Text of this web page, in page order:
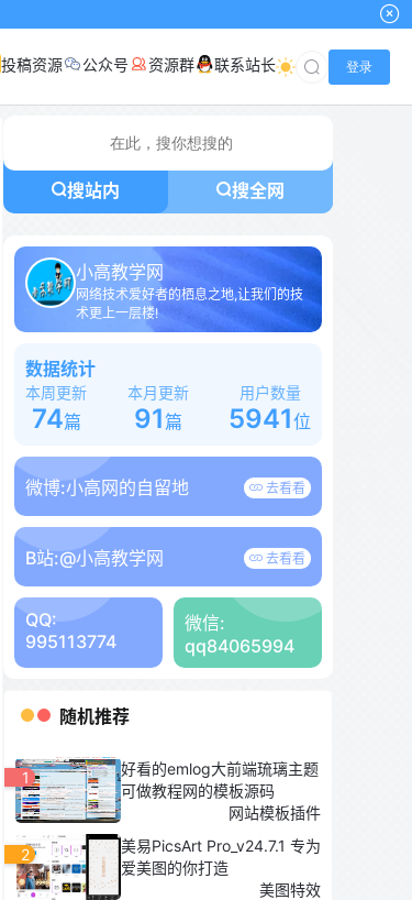
投稿资源 公众号 资源群 联系站长 登录
搜站内 搜全网
小高教学网
网络技术爱好者的栖息之地,让我们的技
术更上一层楼!
数据统计
本周更新
74篇
本月更新
91篇
用户数量
5941位
微博:小高网的自留地 去看看
B站:@小高教学网 去看看
QQ:
995113774
微信:
qq84065994
随机推荐
1
好看的emlog大前端琉璃主题
可做教程网的模板源码
网站模板插件
2
美易PicsArt Pro_v24.7.1 专为
爱美图的你打造
美图特效